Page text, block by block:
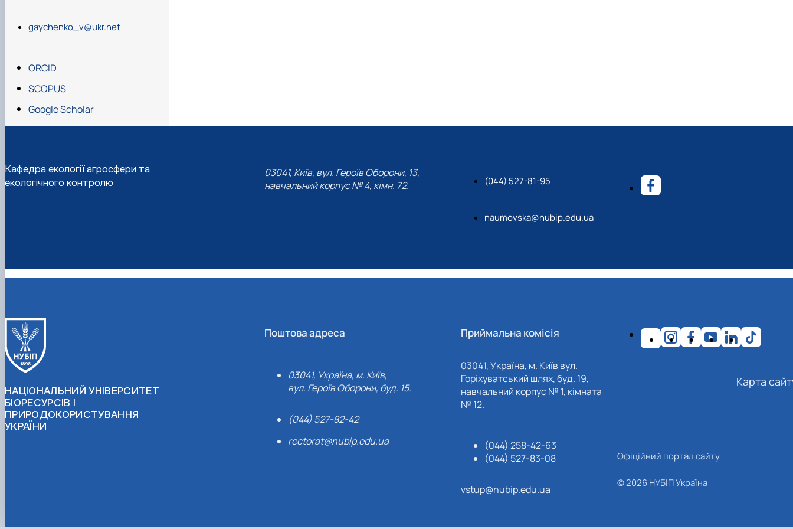
gaychenko_v@ukr.net
ORCID
SCOPUS
Google Scholar
https://doi.org/10.2478/eko-2023-0041
Кафедра екології агросфери та
екологічного контролю
03041, Київ, вул. Героїв Оборони, 13,
навчальний корпус № 4, кімн. 72.
(044) 527-81-95
naumovska@nubip.edu.ua
НАЦІОНАЛЬНИЙ УНІВЕРСИТЕТ
БІОРЕСУРСІВ І
ПРИРОДОКОРИСТУВАННЯ
УКРАЇНИ
Поштова адреса
03041, Україна, м. Київ,
вул. Героїв Оборони, буд. 15.
(044) 527-82-42
rectorat@nubip.edu.ua
Приймальна комісія
03041, Україна, м. Київ вул.
Горіхуватський шлях, буд. 19,
навчальний корпус № 1, кімната
№ 12.
(044) 258-42-63
(044) 527-83-08
vstup@nubip.edu.ua
Карта
Офіційний портал сайту
© 2026 НУБІП Україна